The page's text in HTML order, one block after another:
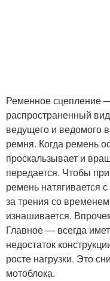
Ременное сцепление
распространенный
ведущего и ведомого
ремня. Когда ремень
проскальзывает и
передается. Чтобы
ремень натягивается
за трения со
изнашивается.
Главное — всегда
недостаток
росте нагрузки. Это
мотоблока.